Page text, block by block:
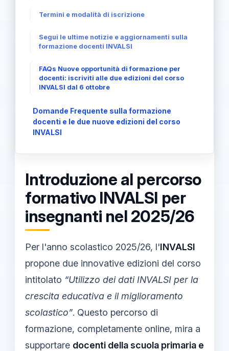
Termini e modalità di iscrizione
Segui le ultime notizie e aggiornamenti sulla
formazione docenti INVALSI
FAQs Nuove opportunità di formazione per
docenti: iscriviti alle due edizioni del corso
INVALSI dal 6 ottobre
Domande Frequente sulla formazione
docenti e le due nuove edizioni del corso
INVALSI
Introduzione al percorso
formativo INVALSI per
insegnanti nel 2025/26
Per l'anno scolastico 2025/26, l'INVALSI
propone due innovative edizioni del corso
intitolato “Utilizzo dei dati INVALSI per la
crescita educativa e il miglioramento
scolastico”. Questo percorso di
formazione, completamente online, mira a
supportare docenti della scuola primaria e